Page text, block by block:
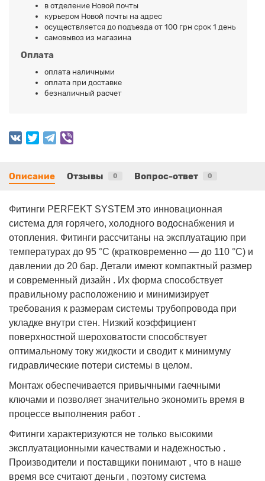
в отделение Новой почты
курьером Новой почты на адрес
осуществляется до подъезда от 100 грн срок 1 день
самовывоз из магазина
Оплата
оплата наличными
оплата при доставке
безналичный расчет
Описание Отзывы 0 Вопрос-ответ 0
Фитинги PERFEKT SYSTEM это инновационная
система для горячего, холодного водоснабжения и
отопления. Фитинги рассчитаны на эксплуатацию при
температурах до 95 °С (кратковременно ― до 110 °С) и
давлении до 20 бар. Детали имеют компактный размер
и современный дизайн . Их форма способствует
правильному расположению и минимизирует
требования к размерам системы трубопровода при
укладке внутри стен. Низкий коэффициент
поверхностной шероховатости способствует
оптимальному току жидкости и сводит к минимуму
гидравлические потери системы в целом.
Монтаж обеспечивается привычными гаечными
ключами и позволяет значительно экономить время в
процессе выполнения работ .
Фитинги характеризуются не только высокими
эксплуатационными качествами и надежностью .
Производители и поставщики понимают , что в наше
время все считают деньги , поэтому система